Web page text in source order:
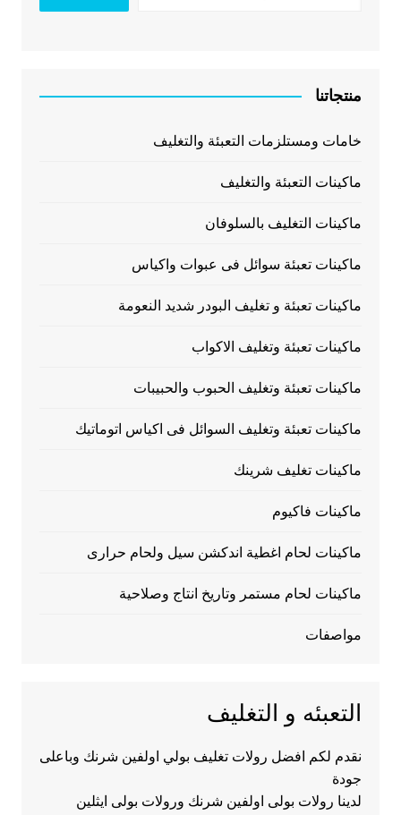
منتجاتنا
خامات ومستلزمات التعبئة والتغليف
ماكينات التعبئة والتغليف
ماكينات التغليف بالسلوفان
ماكينات تعبئة سوائل فى عبوات واكياس
ماكينات تعبئة و تغليف البودر شديد النعومة
ماكينات تعبئة وتغليف الاكواب
ماكينات تعبئة وتغليف الحبوب والحبيبات
ماكينات تعبئة وتغليف السوائل فى اكياس اتوماتيك
ماكينات تغليف شرينك
ماكينات فاكيوم
ماكينات لحام اغطية اندكشن سيل ولحام حرارى
ماكينات لحام مستمر وتاريخ انتاج وصلاحية
مواصفات
التعبئه و التغليف
نقدم لكم افضل رولات تغليف بولي اولفين شرنك وباعلى
جودة
لدينا رولات بولى اولفين شرنك ورولات بولى ايثلين